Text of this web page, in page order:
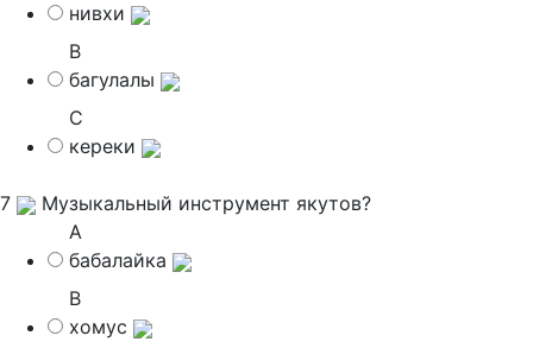
нивхи
B
багулалы
C
кереки
7
Музыкальный инструмент якутов?
A
бабалайка
B
хомус